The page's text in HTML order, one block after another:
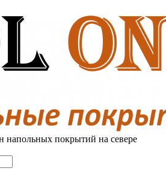
напольных покрытий на севере